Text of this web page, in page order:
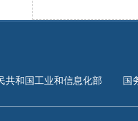
共和国工业和信息化部 国